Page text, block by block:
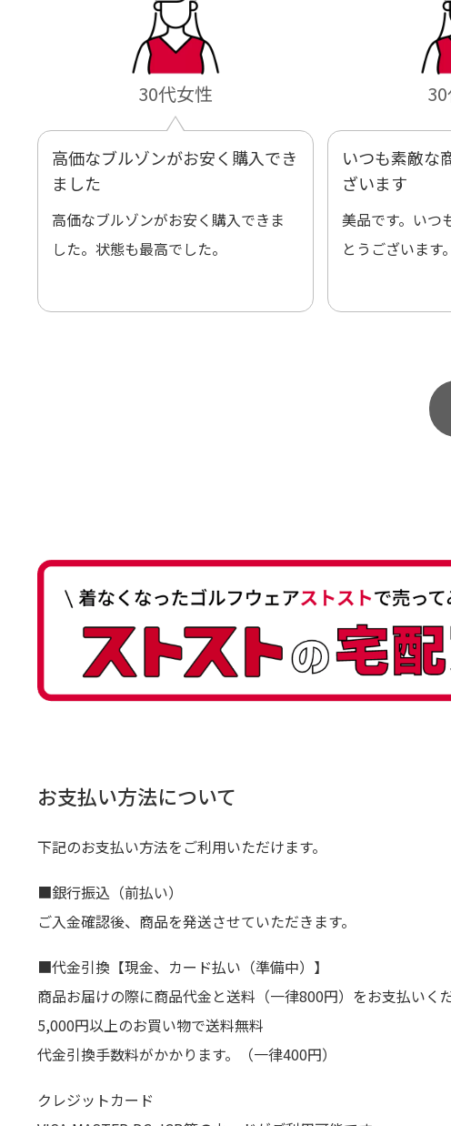
30代女性
高価なブルゾンがお安く購入でき
ました
高価なブルゾンがお安く購入できま
した。状態も最高でした。
いつも素敵な
ざいます
美品です。いつ
とうございます。
お支払い方法について
下記のお支払い方法をご利用いただけます。
■銀行振込（前払い）
ご入金確認後、商品を発送させていただきます。
■代金引換【現金、カード払い（準備中）】
商品お届けの際に商品代金と送料（一律800円）をお支払いくだ
5,000円以上のお買い物で送料無料
代金引換手数料がかかります。（一律400円）
クレジットカード